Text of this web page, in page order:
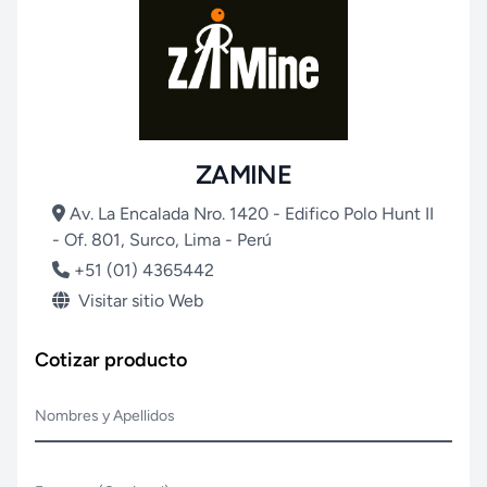
ZAMINE
Av. La Encalada Nro. 1420 - Edifico Polo Hunt II
- Of. 801, Surco, Lima - Perú
+51 (01) 4365442
Visitar sitio Web
Cotizar producto
Nombres y Apellidos